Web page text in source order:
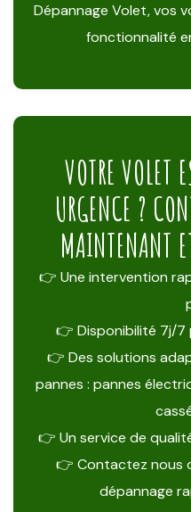
Dépannage Volet, vos
fonctionnalité
VOTRE VOLET
URGENCE ?
MAINTENANT
👉 Une intervention
👉 Disponibilité 7j/7
👉 Des solutions
pannes : pannes
👉 Un service de
👉 Contactez nous
dépannage